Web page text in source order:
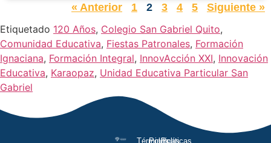
« Anterior 1 2 3 4 5
Siguiente »
Etiquetado 120 Años, Colegio San Gabriel Quito,
Comunidad Educativa, Fiestas Patronales, Formación
Ignaciana, Formación Integral, InnovAcción XXI, Innovación
Educativa, Karaopaz, Unidad Educativa Particular San
Gabriel
Términos
Políticas
Políticas